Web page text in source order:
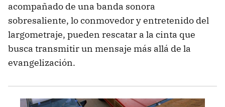
acompañado de una banda sonora
sobresaliente, lo conmovedor y entretenido del
largometraje, pueden rescatar a la cinta que
busca transmitir un mensaje más allá de la
evangelización.